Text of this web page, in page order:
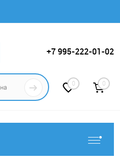
+7 995-222-01-02
0 0